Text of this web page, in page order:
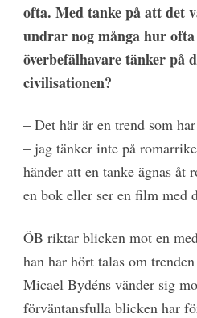
ofta. Med tanke på att det
undrar nog många hur ofta
överbefälhavare tänker på
civilisationen?
– Det här är en trend som
– jag tänker inte på
händer att en tanke ägnas åt
en bok eller ser en film med
ÖB riktar blicken mot en
han har hört talas om
Micael Bydéns vänder sig
förväntansfulla blicken har